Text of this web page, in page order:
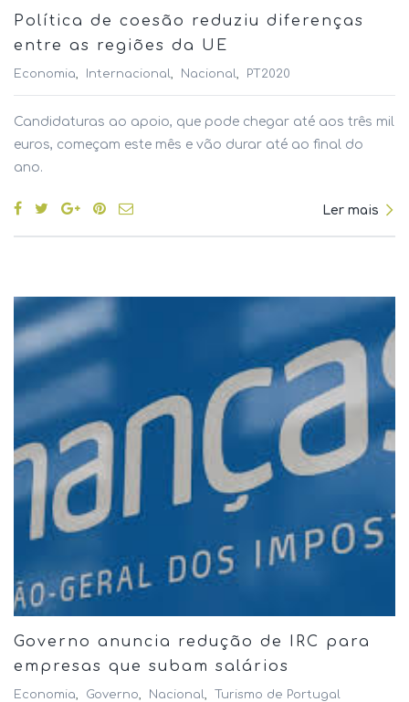
Política de coesão reduziu diferenças
entre as regiões da UE
Economia Internacional Nacional PT2020
Candidaturas ao apoio, que pode chegar até aos três mil
euros, começam este mês e vão durar até ao final do
ano.
Ler mais
Governo anuncia redução de IRC para
empresas que subam salários
Economia Governo Nacional Turismo de Portugal